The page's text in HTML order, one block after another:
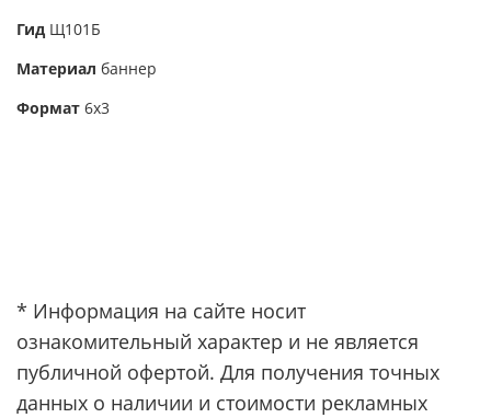
Гид Щ101Б
Материал баннер
Формат 6х3
* Информация на сайте носит
ознакомительный характер и не является
публичной офертой. Для получения точных
данных о наличии и стоимости рекламных